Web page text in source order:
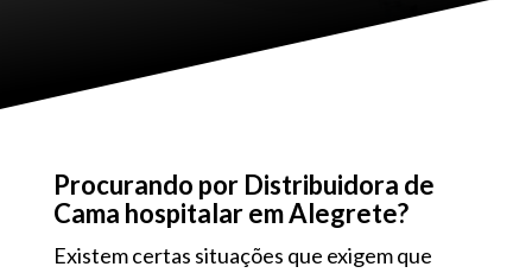
Procurando por Distribuidora de
Cama hospitalar em Alegrete?
Existem certas situações que exigem que